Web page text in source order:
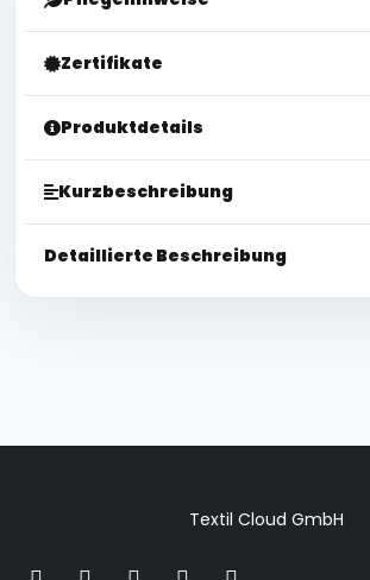
Zertifikate
Produktdetails
Kurzbeschreibung
Detaillierte Beschreibung
Textil Cloud GmbH